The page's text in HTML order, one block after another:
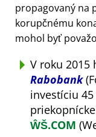
propagovaný na
korupčnému
mohol byť
V roku 2015
Rabobank
investíciu
ŴŠ.COM